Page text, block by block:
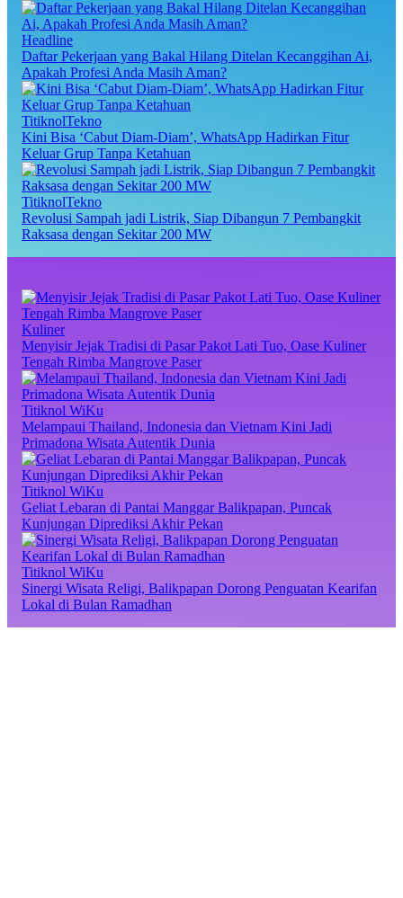
Headline
Daftar Pekerjaan yang Bakal Hilang Ditelan Kecanggihan Ai,
Apakah Profesi Anda Masih Aman?
TitiknolTekno
Kini Bisa ‘Cabut Diam-Diam’, WhatsApp Hadirkan Fitur
Keluar Grup Tanpa Ketahuan
TitiknolTekno
Revolusi Sampah jadi Listrik, Siap Dibangun 7 Pembangkit
Raksasa dengan Sekitar 200 MW
Kuliner
Menyisir Jejak Tradisi di Pasar Pakot Lati Tuo, Oase Kuliner
Tengah Rimba Mangrove Paser
Titiknol WiKu
Melampaui Thailand, Indonesia dan Vietnam Kini Jadi
Primadona Wisata Autentik Dunia
Titiknol WiKu
Geliat Lebaran di Pantai Manggar Balikpapan, Puncak
Kunjungan Diprediksi Akhir Pekan
Titiknol WiKu
Sinergi Wisata Religi, Balikpapan Dorong Penguatan Kearifan
Lokal di Bulan Ramadhan